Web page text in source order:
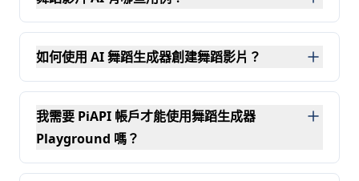
舞蹈影片 AI 可用於創建病毒式傳播的影片，例如
如何使用 AI 舞蹈生成器創建舞蹈影片？
使用我們的 AI 舞蹈生成器，您首先上傳要製作動畫的
我需要 PiAPI 帳戶才能使用舞蹈生成器
Playground 嗎？
您可以在沒有帳戶的情況下探索我們的 Kling AI 舞蹈生